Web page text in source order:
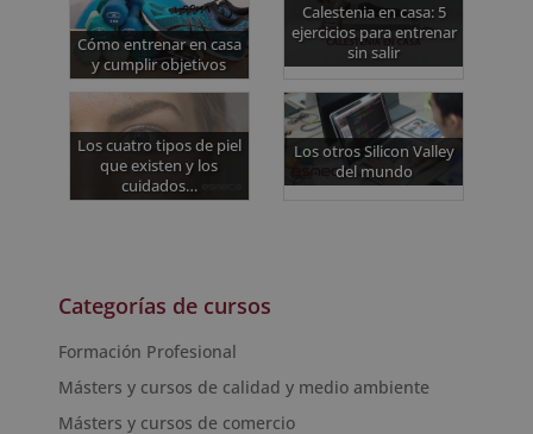
Cómo entrenar en casa
y cumplir objetivos
Calestenia en casa: 5
ejercicios para entrenar
sin salir
Los cuatro tipos de piel
que existen y los
cuidados…
Los otros Silicon Valley
del mundo
Categorías de cursos
Formación Profesional
Másters y cursos de calidad y medio ambiente
Másters y cursos de comercio